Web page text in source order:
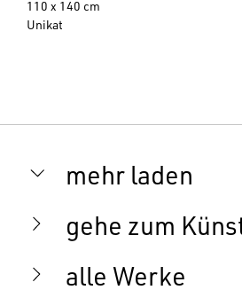
110 x 140 cm
Unikat
mehr laden
gehe zum
alle Werke